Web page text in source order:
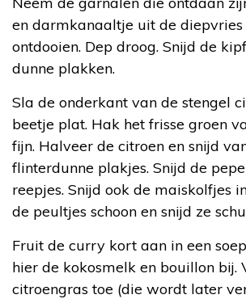
en darmkanaaltje uit de diepvries
ontdooien. Dep droog. Snijd de
dunne plakken.
Sla de onderkant van de stengel
beetje plat. Hak het frisse groen
fijn. Halveer de citroen en snijd
flinterdunne plakjes. Snijd de
reepjes. Snijd ook de maiskolfjes
de peultjes schoon en snijd ze
Fruit de curry kort aan in een
hier de kokosmelk en bouillon bij.
citroengras toe (die wordt later